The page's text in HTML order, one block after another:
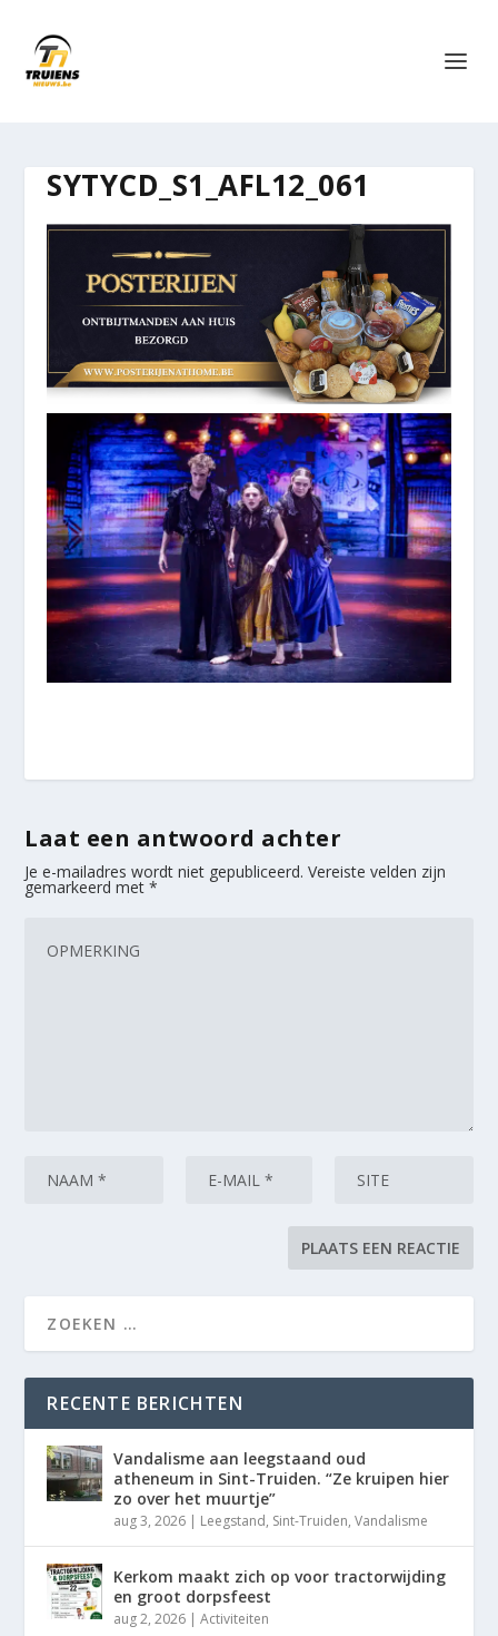
SYTYCD_S1_AFL12_061
Laat een antwoord achter
Je e-mailadres wordt niet gepubliceerd. Vereiste velden zijn
gemarkeerd met*
RECENTE BERICHTEN
Vandalisme aan leegstaand oud
atheneum in Sint-Truiden. “Ze kruipen hier
zo over het muurtje”
aug 3, 2026 | Leegstand, Sint-Truiden,Vandalisme
Kerkom maakt zich op voor tractorwijding
en groot dorpsfeest
aug 2, 2026 |Activiteiten